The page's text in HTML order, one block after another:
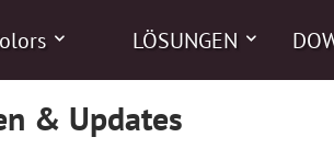
LÖSUNGEN
& Updates